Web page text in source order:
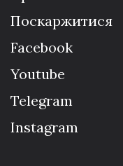
Поскаржитися
Facebook
Youtube
Telegram
Instagram